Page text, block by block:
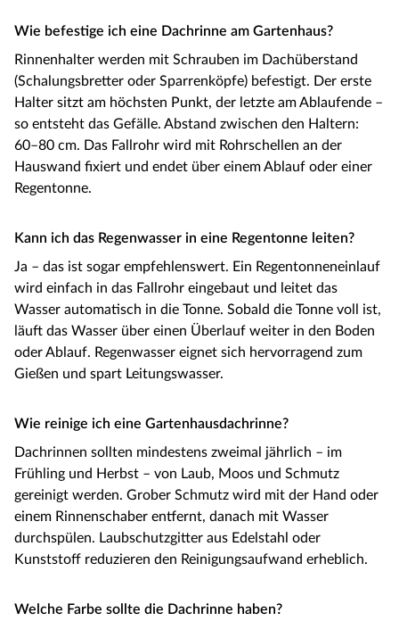
Wie befestige ich eine Dachrinne am Gartenhaus?
Rinnenhalter werden mit Schrauben im Dachüberstand
(Schalungsbretter oder Sparrenköpfe) befestigt. Der erste
Halter sitzt am höchsten Punkt, der letzte am Ablaufende –
so entsteht das Gefälle. Abstand zwischen den Haltern:
60–80 cm. Das Fallrohr wird mit Rohrschellen an der
Hauswand fixiert und endet über einem Ablauf oder einer
Regentonne.
Kann ich das Regenwasser in eine Regentonne leiten?
Ja – das ist sogar empfehlenswert. Ein Regentonneneinlauf
wird einfach in das Fallrohr eingebaut und leitet das
Wasser automatisch in die Tonne. Sobald die Tonne voll ist,
läuft das Wasser über einen Überlauf weiter in den Boden
oder Ablauf. Regenwasser eignet sich hervorragend zum
Gießen und spart Leitungswasser.
Wie reinige ich eine Gartenhausdachrinne?
Dachrinnen sollten mindestens zweimal jährlich – im
Frühling und Herbst – von Laub, Moos und Schmutz
gereinigt werden. Grober Schmutz wird mit der Hand oder
einem Rinnenschaber entfernt, danach mit Wasser
durchspülen. Laubschutzgitter aus Edelstahl oder
Kunststoff reduzieren den Reinigungsaufwand erheblich.
Welche Farbe sollte die Dachrinne haben?